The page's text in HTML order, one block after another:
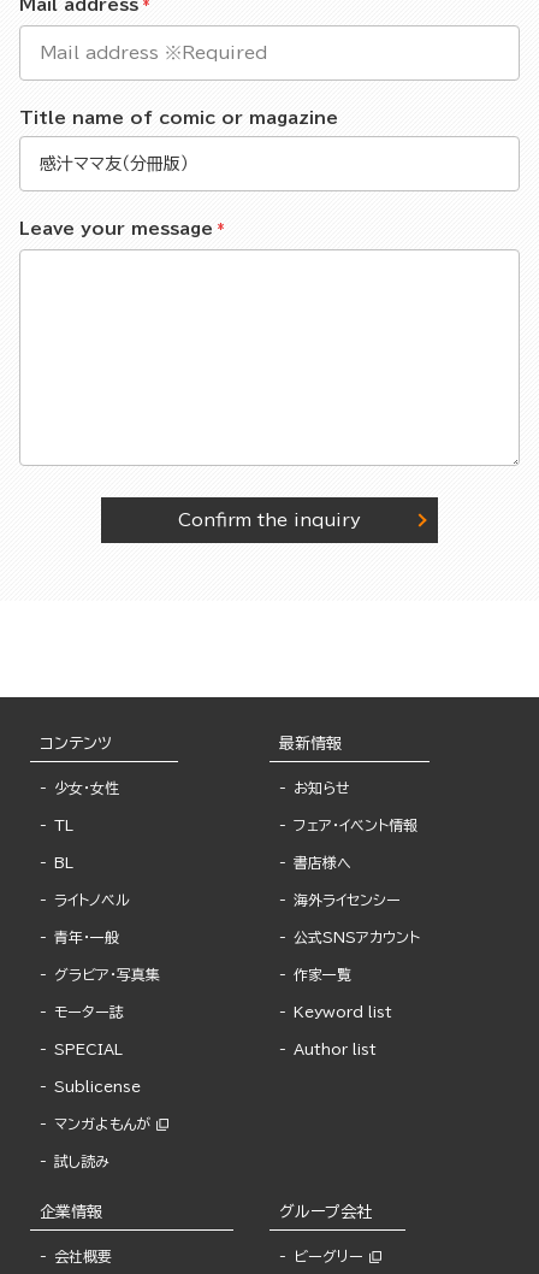
Mail address
Title name of comic or magazine
Leave your message
Confirm the inquiry
コンテンツ
少女・女性
TL
BL
ライトノベル
青年・一般
グラビア・写真集
モーター誌
SPECIAL
Sublicense
マンガよもんが
試し読み
最新情報
お知らせ
フェア・イベント情報
書店様へ
海外ライセンシー
公式SNSアカウント
作家一覧
Keyword list
Author list
企業情報
会社概要
グループ会社
ビーグリー